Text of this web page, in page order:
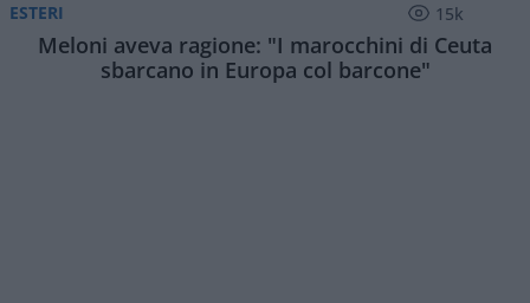
ESTERI 15k
Meloni aveva ragione: "I marocchini di Ceuta
sbarcano in Europa col barcone"